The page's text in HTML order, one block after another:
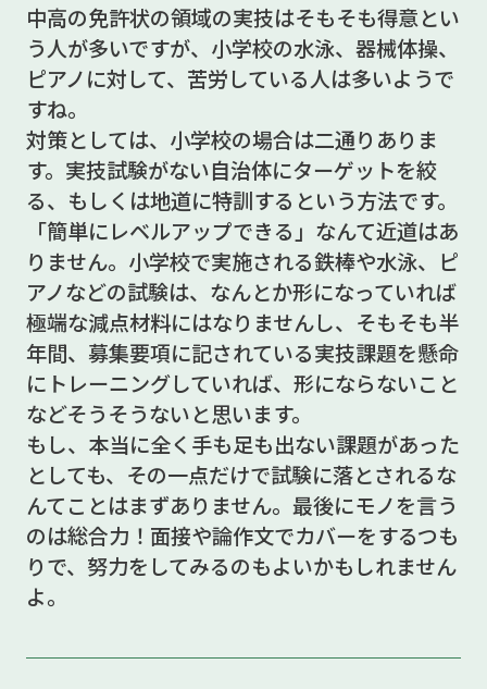
中高の免許状の領域の実技はそもそも得意とい
う人が多いですが、小学校の水泳、器械体操、
ピアノに対して、苦労している人は多いようで
すね。
対策としては、小学校の場合は二通りありま
す。実技試験がない自治体にターゲットを絞
る、もしくは地道に特訓するという方法です。
「簡単にレベルアップできる」なんて近道はあ
りません。小学校で実施される鉄棒や水泳、ピ
アノなどの試験は、なんとか形になっていれば
極端な減点材料にはなりませんし、そもそも半
年間、募集要項に記されている実技課題を懸命
にトレーニングしていれば、形にならないこと
などそうそうないと思います。
もし、本当に全く手も足も出ない課題があった
としても、その一点だけで試験に落とされるな
んてことはまずありません。最後にモノを言う
のは総合力！面接や論作文でカバーをするつも
りで、努力をしてみるのもよいかもしれません
よ。